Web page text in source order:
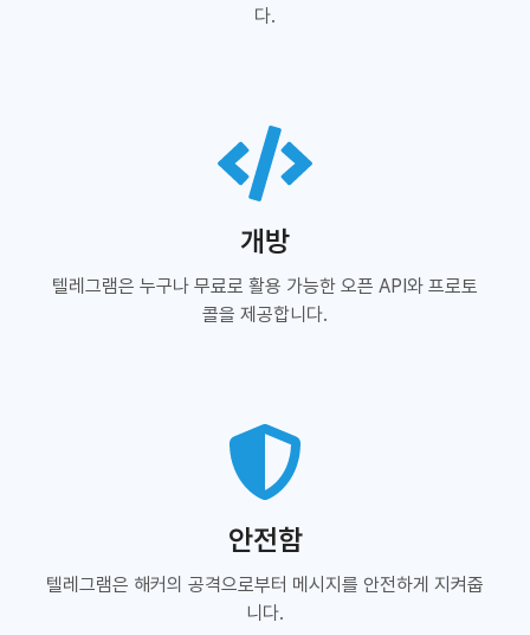
다.
개방
텔레그램은 누구나 무료로 활용 가능한 오픈 API와 프로토
콜을 제공합니다.
안전함
텔레그램은 해커의 공격으로부터 메시지를 안전하게 지켜줍
니다.